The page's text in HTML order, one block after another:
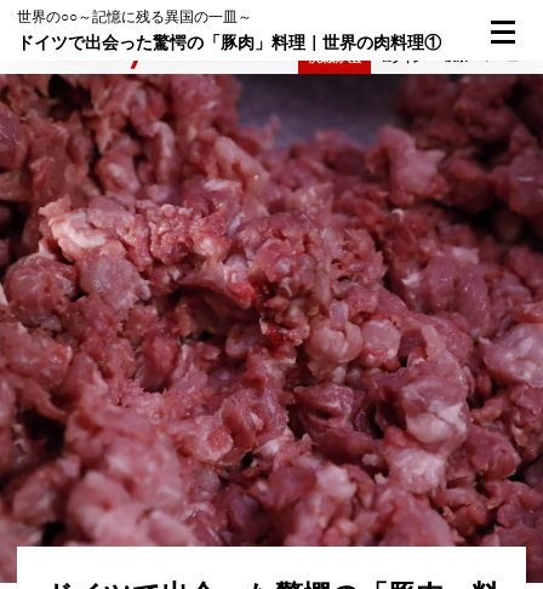
世界の○○～記憶に残る異国の一皿～
ドイツで出会った驚愕の「豚肉」料理｜世界の肉料理①